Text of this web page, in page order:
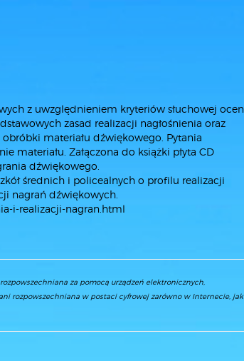
z uwzględnieniem kryteriów słuchowej
zasad realizacji nagłośnienia oraz
materiału dźwiękowego. Pytania
materiału. Załączona do książki płyta CD
dźwiękowego.
średnich i policealnych o profilu realizacji
nagrań dźwiękowych.
i-realizacji-nagran.html
za pomocą urządzeń elektronicznych,
rozpowszechniana w postaci cyfrowej zarówno w Internecie,